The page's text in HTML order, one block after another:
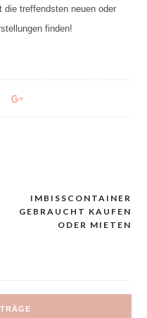
die treffendsten neuen oder
finden!
IMBISSCONTAINER
GEBRAUCHT KAUFEN
ODER MIETEN